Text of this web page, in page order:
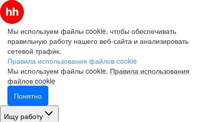
Мы используем файлы cookie, чтобы обеспечивать
правильную работу нашего веб-сайта и анализировать
сетевой трафик.
Правила использования файлов cookie
Мы используем файлы cookie. Правила использования
файлов cookie
Понятно
Ищу работу